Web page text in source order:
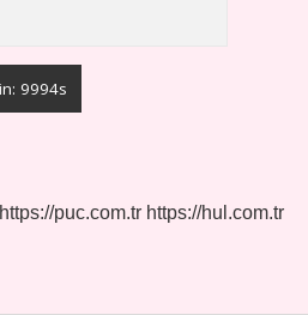
https://puc.com.tr https://hul.com.tr